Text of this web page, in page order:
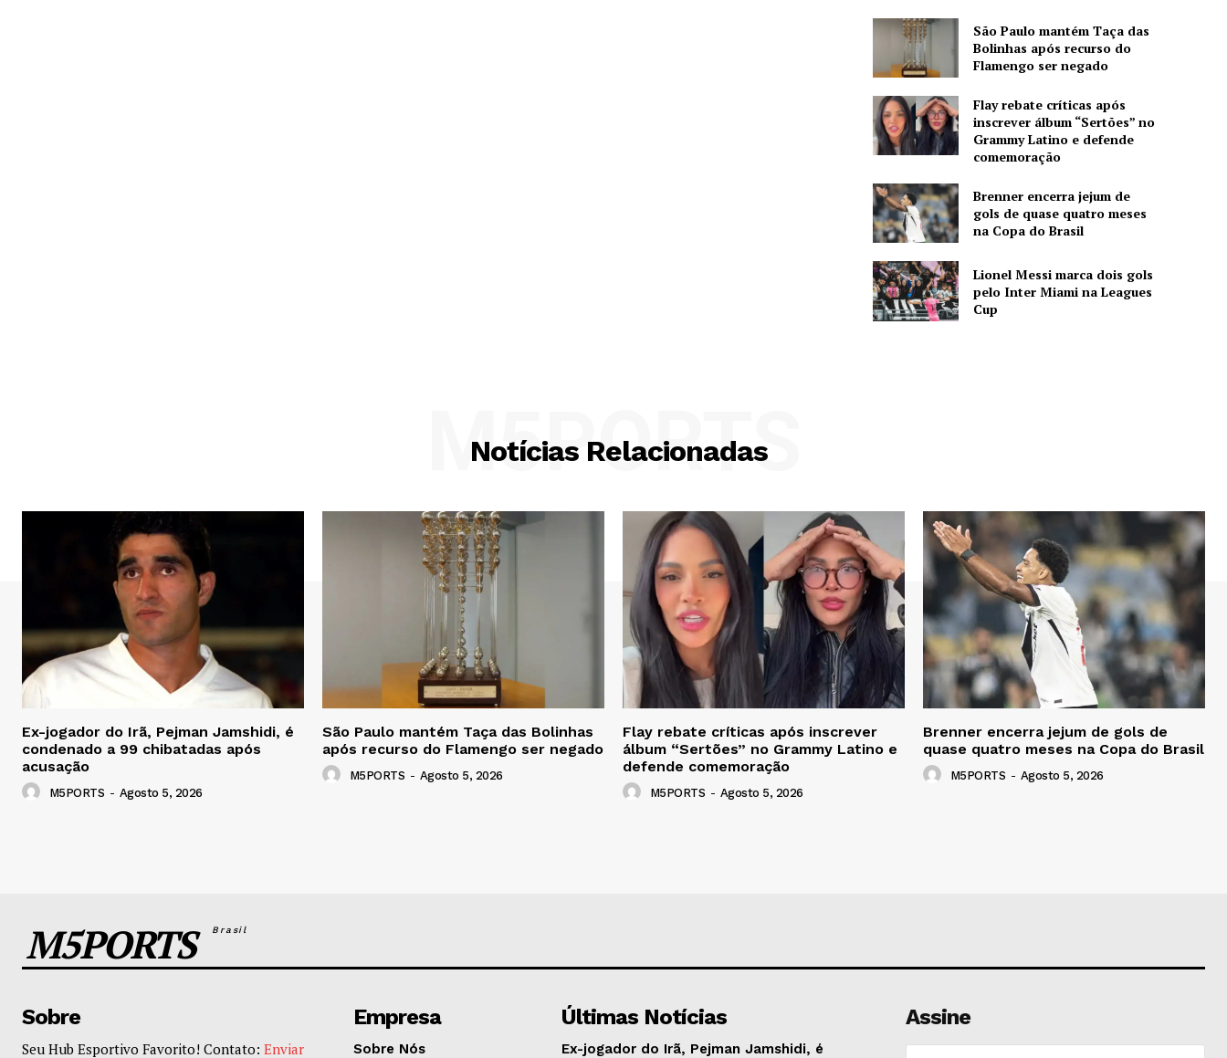
São Paulo mantém Taça das
Bolinhas após recurso do
Flamengo ser negado
Flay rebate críticas após
inscrever álbum “Sertões” no
Grammy Latino e defende
comemoração
Brenner encerra jejum de
gols de quase quatro meses
na Copa do Brasil
Lionel Messi marca dois gols
pelo Inter Miami na Leagues
Cup
Notícias Relacionadas
M5PORTS
Ex-jogador do Irã, Pejman Jamshidi, é
condenado a 99 chibatadas após
acusação
M5PORTS - Agosto 5, 2026
São Paulo mantém Taça das Bolinhas
após recurso do Flamengo ser negado
M5PORTS - Agosto 5, 2026
Flay rebate críticas após inscrever
álbum “Sertões” no Grammy Latino e
defende comemoração
M5PORTS - Agosto 5, 2026
Brenner encerra jejum de gols de
quase quatro meses na Copa do Brasil
M5PORTS - Agosto 5, 2026
M5PORTSBrasil
Sobre
Seu Hub Esportivo Favorito! Contato: Enviar
Empresa
Sobre Nós
Últimas Notícias
Ex-jogador do Irã, Pejman Jamshidi, é
Assine